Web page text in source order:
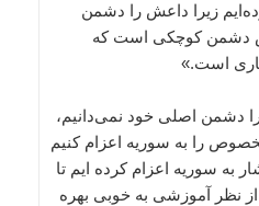
زیرا داعش را دشمن
دشمن کوچکی است که
است.»
دشمن اصلی خود نمی‌دانیم،
را به سوریه اعزام کنیم
به سوریه اعزام کرده ایم تا
نظر آموزشی به خوبی بهره